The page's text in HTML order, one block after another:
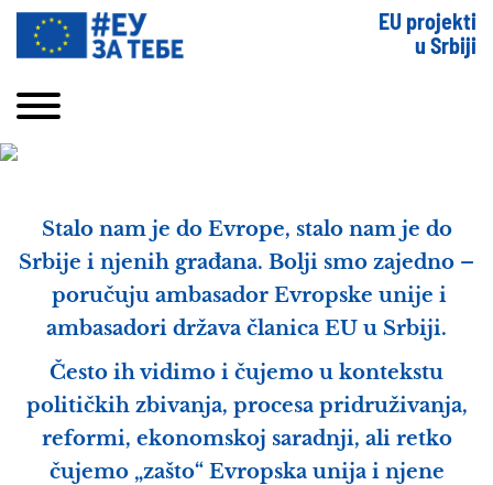
EU projekti
u Srbiji
Stalo nam je do Evrope, stalo nam je do
Srbije i njenih građana. Bolji smo zajedno –
poručuju ambasador Evropske unije i
ambasadori država članica EU u Srbiji.
Često ih vidimo i čujemo u kontekstu
političkih zbivanja, procesa pridruživanja,
reformi, ekonomskoj saradnji, ali retko
čujemo „zašto“ Evropska unija i njene